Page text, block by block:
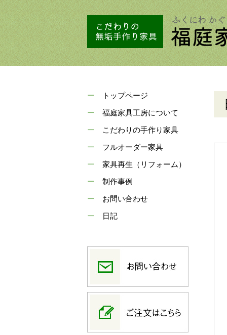
トップページ
福庭家具工房について
こだわりの手作り家具
フルオーダー家具
家具再生（リフォーム）
制作事例
お問い合わせ
日記